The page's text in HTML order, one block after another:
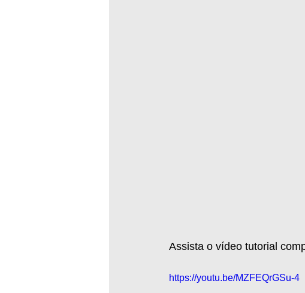
Assista o vídeo tutorial
https://youtu.be/MZFEQrGSu-4